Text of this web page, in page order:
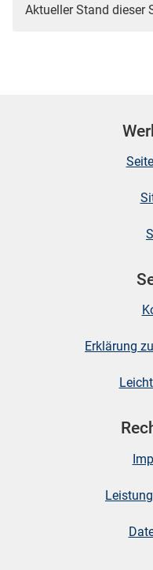
Aktueller Stand dieser
Erklärung